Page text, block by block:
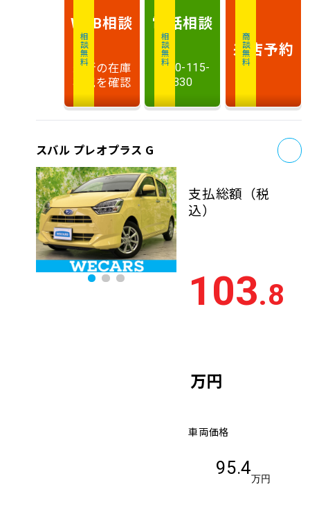
相談無料
WEB相談
最新の在庫
状況を確認
相談無料
電話相談
0120-115-
330
商談無料
来店予約
スバル プレオプラス G
支払総額 （税
込）
103.8
万円
車両価格
95.4
万円